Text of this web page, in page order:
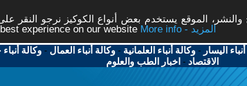
الموقع يستخدم بعض أنواع الكوكيز نرجو النقر
experience on our website
More info - المزيد
اليسار -وكالة أنباء العلمانية -وكالة أنباء العمال -وكالة
الاقتصاد - اخبار الطب والعلوم